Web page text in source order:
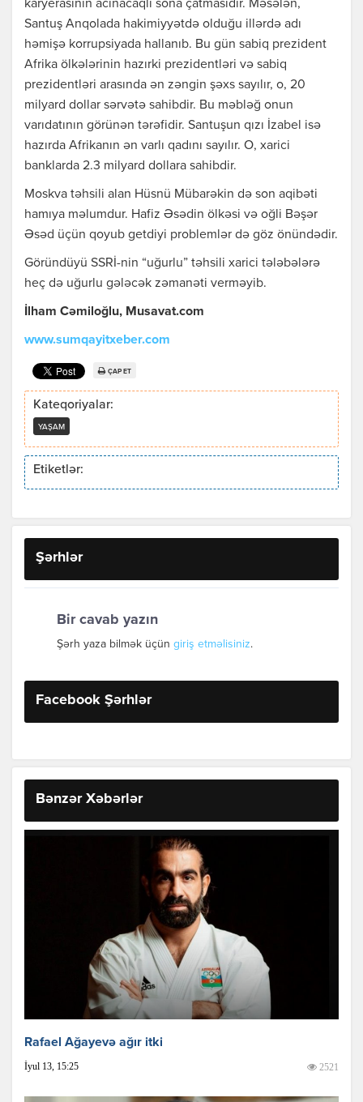
karyerasının acınacaqlı sona çatmasıdır. Məsələn,
Santuş Anqolada hakimiyyətdə olduğu illərdə adı
həmişə korrupsiyada hallanıb. Bu gün sabiq prezident
Afrika ölkələrinin hazırki prezidentləri və sabiq
prezidentləri arasında ən zəngin şəxs sayılır, o, 20
milyard dollar sərvətə sahibdir. Bu məbləğ onun
varıdatının görünən tərəfidir. Santuşun qızı İzabel isə
hazırda Afrikanın ən varlı qadını sayılır. O, xarici
banklarda 2.3 milyard dollara sahibdir.
Moskva təhsili alan Hüsnü Mübarəkin də son aqibəti
hamıya məlumdur. Hafiz Əsədin ölkəsi və oğli Bəşər
Əsəd üçün qoyub getdiyi problemlər də göz önündədir.
Göründüyü SSRİ-nin “uğurlu” təhsili xarici tələbələrə
heç də uğurlu gələcək zəmanəti verməyib.
İlham Cəmiloğlu, Musavat.com
www.sumqayitxeber.com
ÇAP ET
Kateqoriyalar:
YAŞAM
Etiketlər:
Şərhlər
Bir cavab yazın
Şərh yaza bilmək üçün giriş etməlisiniz.
Facebook Şərhlər
Bənzər Xəbərlər
Rafael Ağayevə ağır itki
İyul 13, 15:25 2521